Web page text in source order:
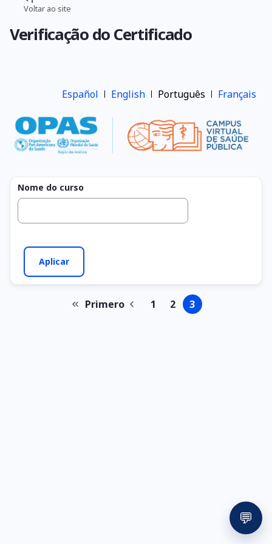
Pular
ode
Voltar ao site
Verificação do Certificado
Español English Português Français
Nome do curso
Paginação Primeira
Primero PáginaPágina
1 Página
2 Página
3
💬